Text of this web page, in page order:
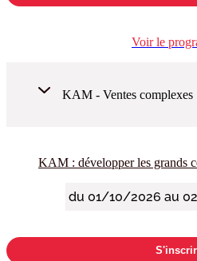
Voir le
KAM - Ventes complexes
KAM : développer les grands